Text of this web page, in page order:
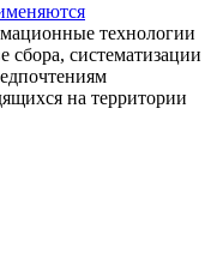
технологии
сбора, систематизации
на территории